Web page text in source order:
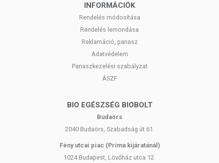
INFORMÁCIÓK
Rendelés módosítása
Rendelés lemondása
Reklamáció, panasz
Adatvédelem
Panaszkezelési szabályzat
ÁSZF
BIO EGÉSZSÉG BIOBOLT
Budaörs
2040 Budaörs, Szabadság út 61.
Fény utcai piac (Príma kijáratánál)
1024 Budapest, Lövőház utca 12.